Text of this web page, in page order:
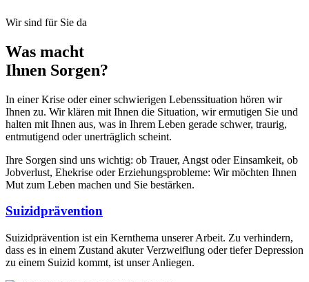
Wir sind für Sie da
Was macht
Ihnen Sorgen?
In einer Krise oder einer schwierigen Lebenssituation hören wir
Ihnen zu. Wir klären mit Ihnen die Situation, wir ermutigen Sie und
halten mit Ihnen aus, was in Ihrem Leben gerade schwer, traurig,
entmutigend oder unerträglich scheint.
Ihre Sorgen sind uns wichtig: ob Trauer, Angst oder Einsamkeit, ob
Jobverlust, Ehekrise oder Erziehungsprobleme: Wir möchten Ihnen
Mut zum Leben machen und Sie bestärken.
Suizidprävention
Suizidprävention ist ein Kernthema unserer Arbeit. Zu verhindern,
dass es in einem Zustand akuter Verzweiflung oder tiefer Depression
zu einem Suizid kommt, ist unser Anliegen.